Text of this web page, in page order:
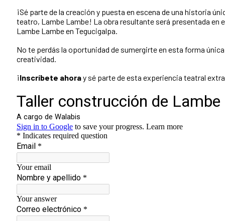
¡Sé parte de la creación y puesta en escena de una historia
teatro, Lambe Lambe! La obra resultante será presentada en
Lambe Lambe en Tegucigalpa.
No te perdás la oportunidad de sumergirte en esta forma
creatividad.
¡Inscríbete ahoray sé parte de esta experiencia teatral